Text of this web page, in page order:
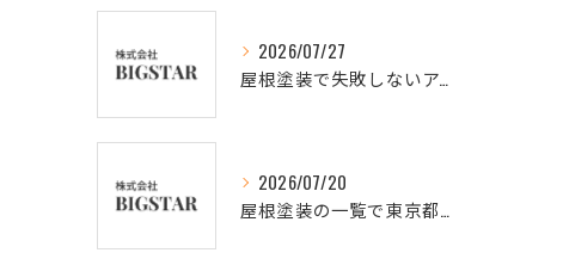
2026/07/27
屋根塗装で失敗しないアクションと3回塗りの理由を徹底解説
2026/07/20
屋根塗装の一覧で東京都新宿区の信頼できる業者を比較し最適な選び方を解説